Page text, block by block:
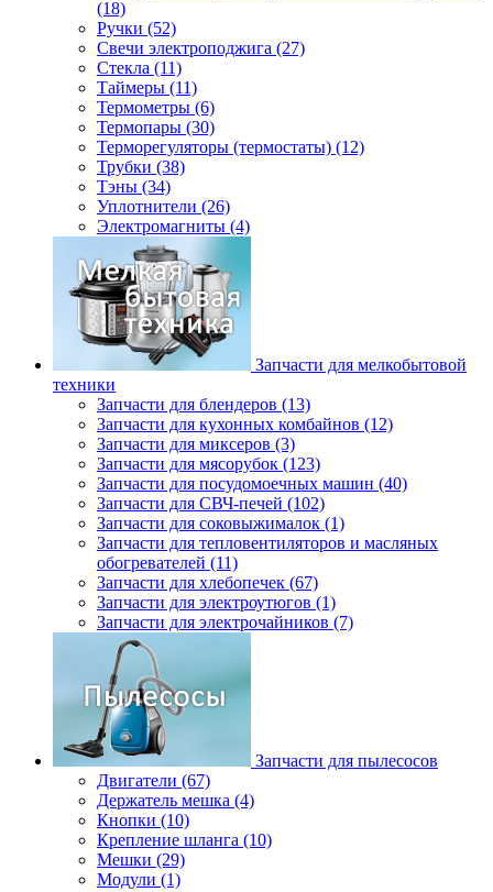
(18)
Ручки (52)
Свечи электроподжига (27)
Стекла (11)
Таймеры (11)
Термометры (6)
Термопары (30)
Терморегуляторы (термостаты) (12)
Трубки (38)
Тэны (34)
Уплотнители (26)
Электромагниты (4)
Запчасти для мелкобытовой
техники
Запчасти для блендеров (13)
Запчасти для кухонных комбайнов (12)
Запчасти для миксеров (3)
Запчасти для мясорубок (123)
Запчасти для посудомоечных машин (40)
Запчасти для СВЧ-печей (102)
Запчасти для соковыжималок (1)
Запчасти для тепловентиляторов и масляных
обогревателей (11)
Запчасти для хлебопечек (67)
Запчасти для электроутюгов (1)
Запчасти для электрочайников (7)
Запчасти для пылесосов
Двигатели (67)
Держатель мешка (4)
Кнопки (10)
Крепление шланга (10)
Мешки (29)
Модули (1)